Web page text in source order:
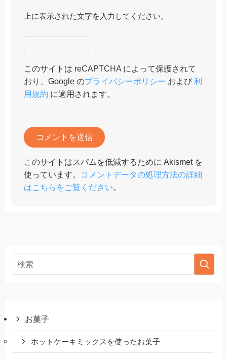
上に表示された文字を入力してください。
このサイトは reCAPTCHA によって保護されて
おり、Google のプライバシーポリシー および 利
用規約 に適用されます。
このサイトはスパムを低減するために Akismet を
使っています。
コメントデータの処理方法の詳細
はこちらをご覧ください。
お菓子
ホットケーキミックスを使ったお菓子